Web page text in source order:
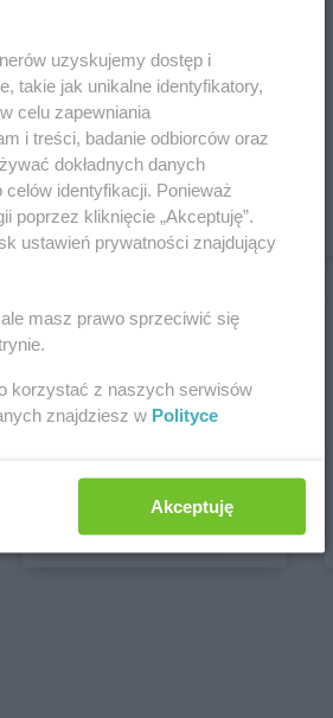
dino
1 gazetka
Dodaj do ulubionych
Dodaj do ulubionych
uzyskujemy dostęp i
takie jak unikalne identyfikatory,
celu zapewniania
i treści, badanie odbiorców oraz
dokładnych danych
identyfikacji. Ponieważ
kliknięcie „Akceptuję”.
ustawień prywatności znajdujący
masz prawo sprzeciwić się
korzystać z naszych serwisów
znajdziesz w Polityce
Akceptuję